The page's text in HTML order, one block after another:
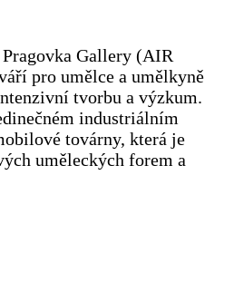
Gallery (AIR
pro umělce a umělkyně
tvorbu a výzkum.
industriálním
továrny, která je
uměleckých forem a